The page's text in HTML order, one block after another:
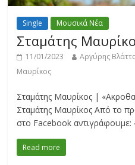
Single Μουσικά Νέα
Σταμάτης
11/01/2023 Αργύρης
Μαυρίκος
Σταμάτης Μαυρίκος |
Σταμάτης Μαυρίκος Από το
στο Facebook αντιγράφουμε:
Read more